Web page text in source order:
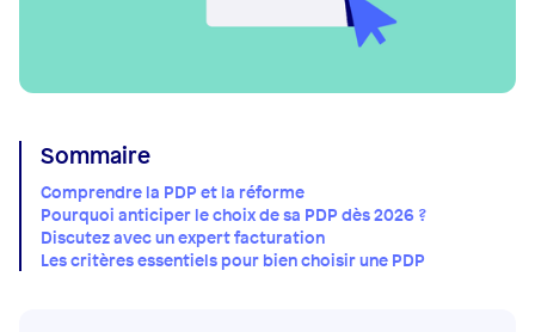
Sommaire
Comprendre la PDP et la réforme
Pourquoi anticiper le choix de sa PDP dès 2026 ?
Discutez avec un expert facturation
Les critères essentiels pour bien choisir une PDP